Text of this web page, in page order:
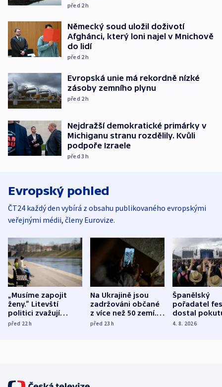
před 2h
Německý soud uložil doživotí
Afghánci, který loni najel v Mnichově
do lidí
před 2h
Evropská unie má rekordně nízké
zásoby zemního plynu
před 2h
Nejdražší demokratické primárky v
Michiganu stranu rozdělily. Kvůli
podpoře Izraele
před 3h
Evropský pohled
ČT24 každý den vybírá z obsahu publikovaného evropskými
veřejnými médii, členy Eurovize.
„Musíme zapojit
ženy.“ Litevští
politici zvažují
dohodu o
před 22h
Na Ukrajině jsou
zadržováni občané
z více než 50 zemí.
Bojovali na straně
před 23h
Španělský
pořadatel
dostal
nekalé
4. 8. 2026